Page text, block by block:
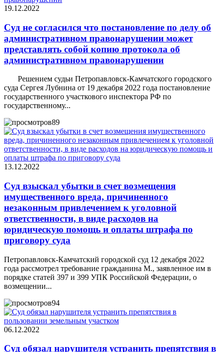
19.12.2022
Суд не согласился что постановление по делу об
административном правонарушении может
представлять собой копию протокола об
административном правонарушении
Решением судьи Петропавловск-Камчатского городского
суда Сергея Лубнина от 19 декабря 2022 года постановление
государственного участкового инспектора РФ по
государственному...
89
13.12.2022
Суд взыскал убытки в счет возмещения
имущественного вреда, причиненного
незаконным привлечением к уголовной
ответственности, в виде расходов на
юридическую помощь и оплаты штрафа по
приговору суда
Петропавловск-Камчатский городской суд 12 декабря 2022
года рассмотрел требование гражданина М., заявленное им в
порядке статей 397 и 399 УПК Российской Федерации, о
возмещении...
94
06.12.2022
Суд обязал нарушителя устранить препятствия в